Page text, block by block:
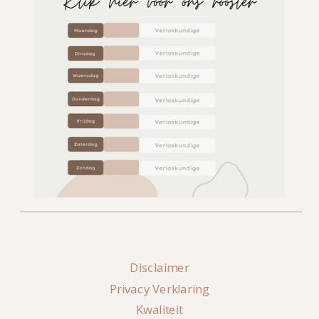
Disclaimer
Privacy Verklaring
Kwaliteit